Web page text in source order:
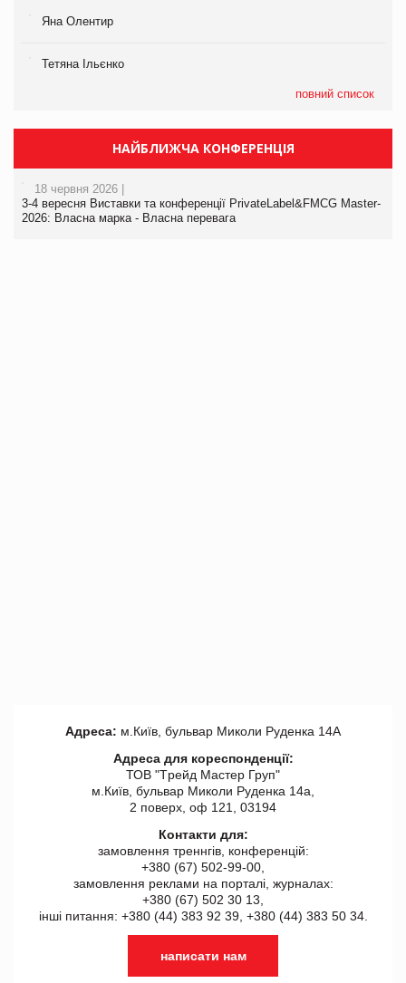
Яна Олентир
Тетяна Ільєнко
повний список
НАЙБЛИЖЧА КОНФЕРЕНЦІЯ
18 червня 2026 |
3-4 вересня Виставки та конференції PrivateLabel&FMCG Master-
2026: Власна марка - Власна перевага
Адреса: м.Київ, бульвар Миколи Руденка 14А
Адреса для кореспонденції:
ТОВ "Tрейд Мастер Груп"
м.Київ, бульвар Миколи Руденка 14а,
2 поверх, оф 121, 03194
Контакти для:
замовлення треннгів, конференцій:
+380 (67) 502-99-00,
замовлення реклами на порталі, журналах:
+380 (67) 502 30 13,
інші питання: +380 (44) 383 92 39, +380 (44) 383 50 34.
написати нам